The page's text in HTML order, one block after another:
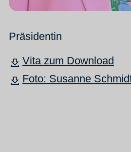
Präsidentin
Vita zum Download
Foto: Susanne